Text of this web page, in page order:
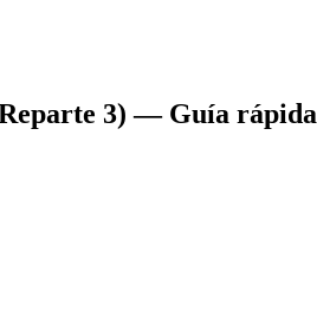
3) — Guía rápida